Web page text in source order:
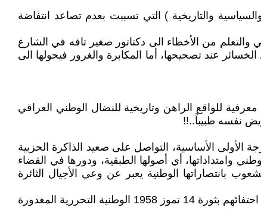
والتاريخية ) التي تسببت بعدم تصاعد انتفاضة
والتعلم من الأخطاء الى دكتاتور صغير تافه في الشارع
عند تصحيحها، أما المكابرة والغرور فيحولها الى
للواقع الراهن وتاريخية للنضال الوطني العراقي
نفسه طبيباً..!!
الأولى الأساسية، التواصل على صعيد الذاكرة الحزبية
وامتداداتها، أي أصولها الطبقية، ودورها في القضاء
فإعتزاز الشعوب بانتصاراتها الوطنية يعبر عن وعي الأجيال الثائرة
فيما يستكثر الليبراليون الذي لا يفقهون معنى الليبرالية أصلاً ..والعدميون والأميون سياسياً..على اليساريين والوطنيين العراقيين احتفائهم بثورة 14 تموز 1958 الوطنية التحررية المغدورة